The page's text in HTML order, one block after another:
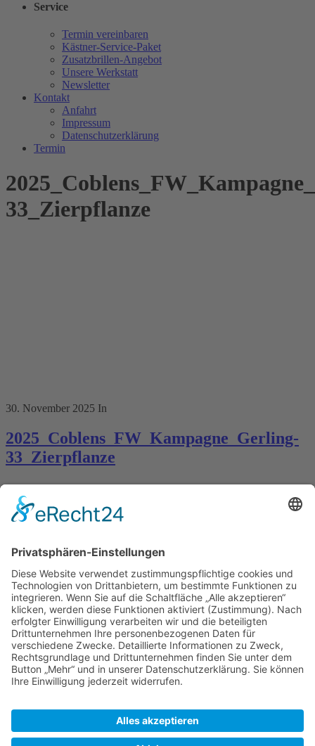
Service
Termin vereinbaren
Kästner-Service-Paket
Zusatzbrillen-Angebot
Unsere Werkstatt
Newsletter
Kontakt
Anfahrt
Impressum
Datenschutzerklärung
Termin
33_Zierpflanze
30. November 2025 In
2025_Coblens_FW_Kampagne_Gerling-
33_Zierpflanze
Kontakt
Königstraße 28
70173 Stuttgart
T: 0711 29 39 20
kontakt@kaestner-stuttgart.de
Unsere Öffnungszeiten
Montag bis Samstag:
10:00 Uhr – 19:00 Uhr
Pflichtangaben
Impressum
Datenschutzerklärung
Kontakt